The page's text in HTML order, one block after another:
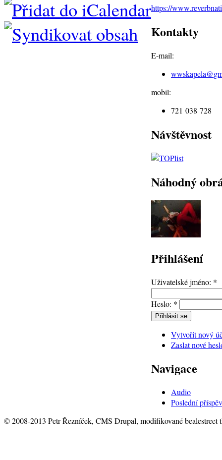
https://
Kontakty
E-mail:
wwskapela@
mobil:
721 038 728
Návštěvnost
Náhodný
Přihlášení
Uživatelské jméno: *
Heslo: *
Vytvořit nový
Zaslat nové
Navigace
Audio
Poslední
© 2008-2013 Petr Řezníček, CMS Drupal, modifikované bealestreet